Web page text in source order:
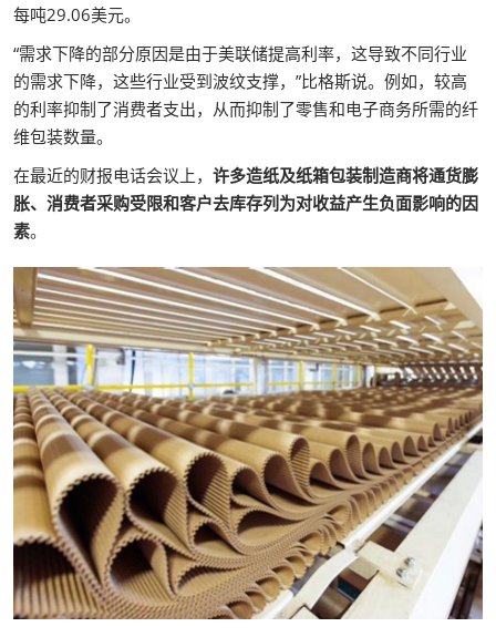
每吨29.06美元。
“需求下降的部分原因是由于美联储提高利率，这导致不同行业
的需求下降，这些行业受到波纹支撑，”比格斯说。例如，较高
的利率抑制了消费者支出，从而抑制了零售和电子商务所需的纤
维包装数量。
在最近的财报电话会议上， 许多造纸及纸箱包装制造商将通货膨
胀、消费者采购受限和客户去库存列为对收益产生负面影响的因
素。